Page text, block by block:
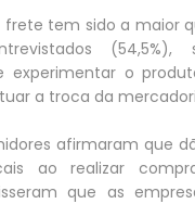
frete tem sido a maior
(54,5%),
experimentar o
a troca da
afirmaram que
ao realizar
que as